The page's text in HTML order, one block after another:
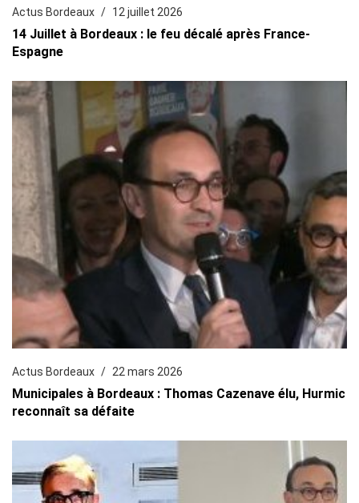
Actus Bordeaux 12 juillet 2026
14 Juillet à Bordeaux : le feu décalé après France-
Espagne
Actus Bordeaux 22 mars 2026
Municipales à Bordeaux : Thomas Cazenave élu, Hurmic
reconnaît sa défaite